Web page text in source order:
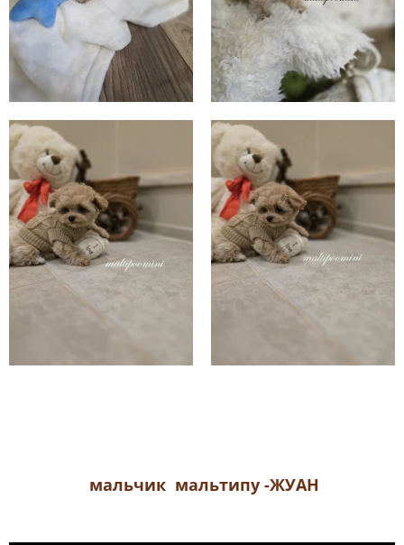
мальчик мальтипу -ЖУАН